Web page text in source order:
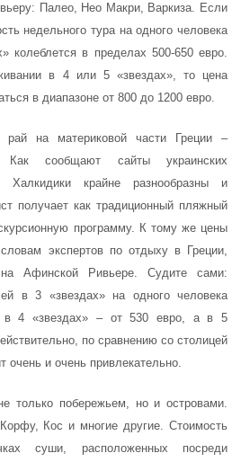
Палео, Нео Макри, Варкиза. Если
недельного тура на одного человека
колеблется в пределах 500-650 евро.
в 4 или 5 «звездах», то цена
в диапазоне от 800 до 1200 евро.
рай на материковой части Греции –
Как сообщают сайты украинских
Халкидики крайне разнообразны и
получает как традиционный пляжный
программу. К тому же цены
экспертов по отдыху в Греции,
Афинской Ривьере. Судите сами:
в 3 «звездах» на одного человека
в 4 «звездах» – от 530 евро, а в 5
по сравнению со столицей
очень и очень привлекательно.
только побережьем, но и островами.
Кос и многие другие. Стоимость
суши, расположенных посреди